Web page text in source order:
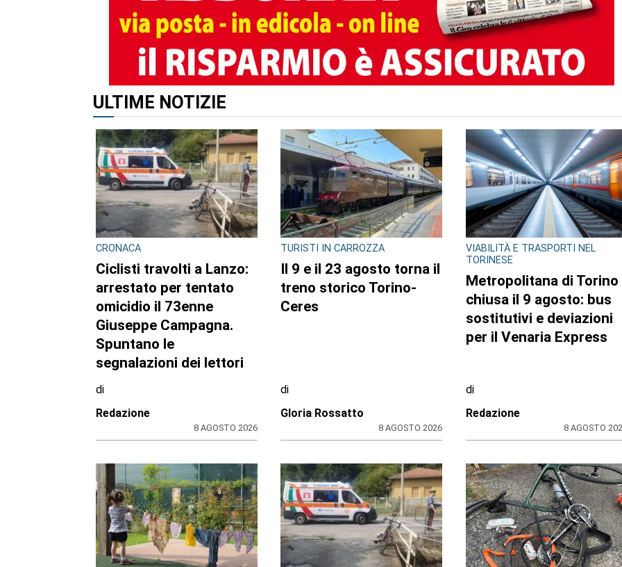
ULTIME NOTIZIE
CRONACA
Ciclisti travolti a Lanzo:
arrestato per tentato
omicidio il 73enne
Giuseppe Campagna.
Spuntano le
segnalazioni dei lettori
di
Redazione
8 AGOSTO 2026
TURISTI IN CARROZZA
Il 9 e il 23 agosto torna il
treno storico Torino-
Ceres
di
Gloria Rossatto
8 AGOSTO 2026
VIABILITÀ E TRASPORTI NEL
TORINESE
Metropolitana di Torino
chiusa il 9 agosto: bus
sostitutivi e deviazioni
per il Venaria Express
di
Redazione
8 AGOSTO